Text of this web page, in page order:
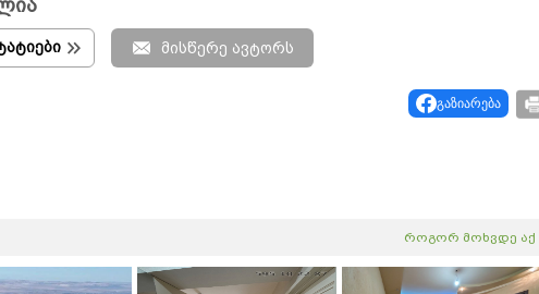
მისწერე ავტორს
გაზიარება
როგორ მოხვდე აქ